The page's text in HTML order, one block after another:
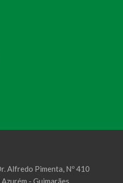
Alfredo Pimenta, Nº 410
- Guimarães